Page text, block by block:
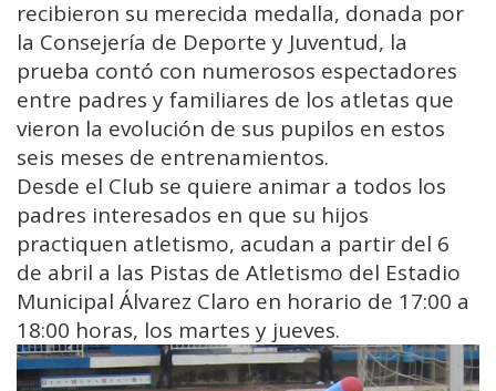
recibieron su merecida medalla, donada por
la Consejería de Deporte y Juventud, la
prueba contó con numerosos espectadores
entre padres y familiares de los atletas que
vieron la evolución de sus pupilos en estos
seis meses de entrenamientos.
Desde el Club se quiere animar a todos los
padres interesados en que su hijos
practiquen atletismo, acudan a partir del 6
de abril a las Pistas de Atletismo del Estadio
Municipal Álvarez Claro en horario de 17:00 a
18:00 horas, los martes y jueves.